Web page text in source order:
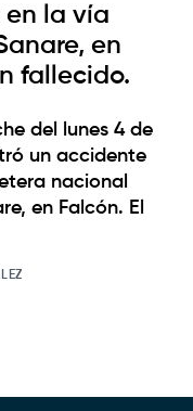
en la vía
en
fallecido.
del lunes 4 de
un accidente
nacional
en Falcón. El